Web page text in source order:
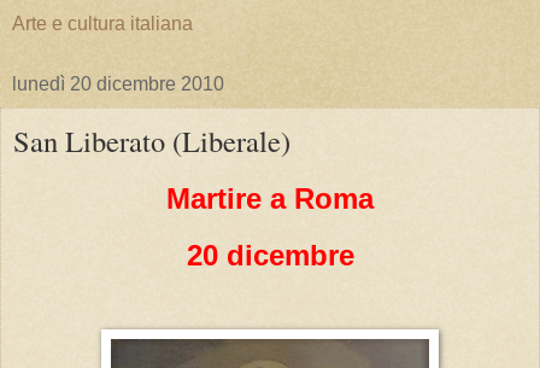
Arte e cultura italiana
lunedì 20 dicembre 2010
San Liberato (Liberale)
Martire a Roma
20 dicembre